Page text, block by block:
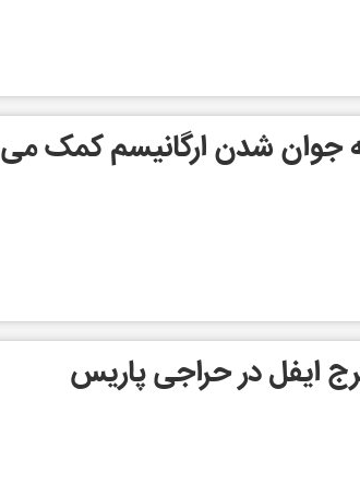
جوان شدن ارگانیسم کمک می
ایفل در حراجی پاریس